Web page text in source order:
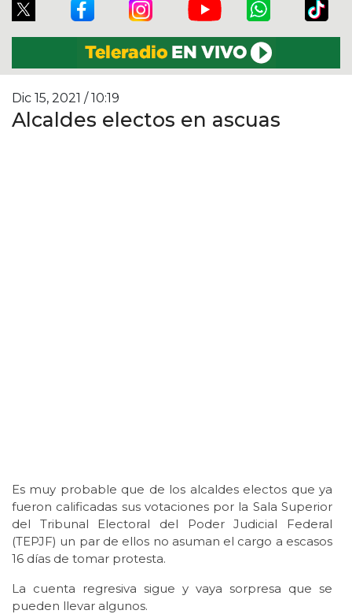
Dic 15, 2021 / 10:19
Alcaldes electos en ascuas
Es muy probable que de los alcaldes electos que ya
fueron calificadas sus votaciones por la Sala Superior
del Tribunal Electoral del Poder Judicial Federal
(TEPJF) un par de ellos no asuman el cargo a escasos
16 días de tomar protesta.
La cuenta regresiva sigue y vaya sorpresa que se
pueden llevar algunos.